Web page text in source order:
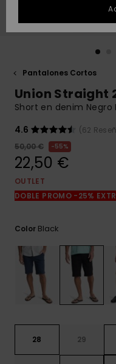
Pantalones Cortos
Union Straight
Short en denim Negro
4.6
(62
50,00 €
55%
22,50 €
OUTLET
DOBLE PROMO -25%
Color Black
28 29